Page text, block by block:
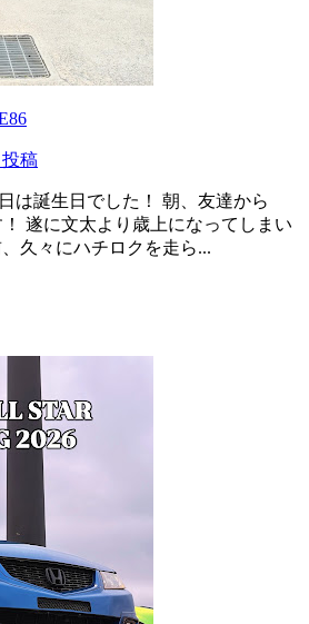
稿
は誕生日でした！ 朝、友達から
遂に文太より歳上になってしまい
久々にハチロクを走ら...